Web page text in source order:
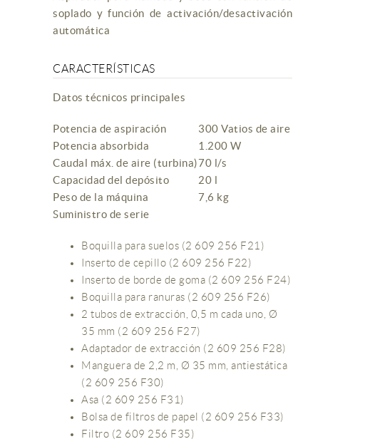
soplado y función de activación/desactivación
automática
CARACTERÍSTICAS
Datos técnicos principales
Potencia de aspiración
300 Vatios de aire
Potencia absorbida
1.200 W
Caudal máx. de aire (turbina)70 l/s
Capacidad del depósito
20 l
Peso de la máquina
7,6 kg
Suministro de serie
Boquilla para suelos (2 609 256 F21)
Inserto de cepillo (2 609 256 F22)
Inserto de borde de goma (2 609 256 F24)
Boquilla para ranuras (2 609 256 F26)
2 tubos de extracción, 0,5 m cada uno, Ø
35 mm (2 609 256 F27)
Adaptador de extracción (2 609 256 F28)
Manguera de 2,2 m, Ø 35 mm, antiestática
(2 609 256 F30)
Asa (2 609 256 F31)
Bolsa de filtros de papel (2 609 256 F33)
Filtro (2 609 256 F35)